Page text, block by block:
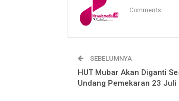
Comments
SEBELUMNYA
HUT Mubar Akan Diganti
Undang Pemekaran 23 Juli